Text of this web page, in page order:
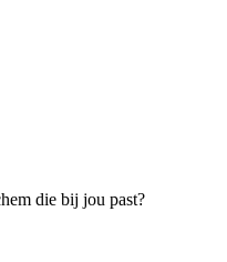
die bij jou past?